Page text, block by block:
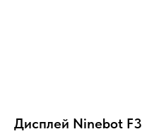
Дисплей Ninebot